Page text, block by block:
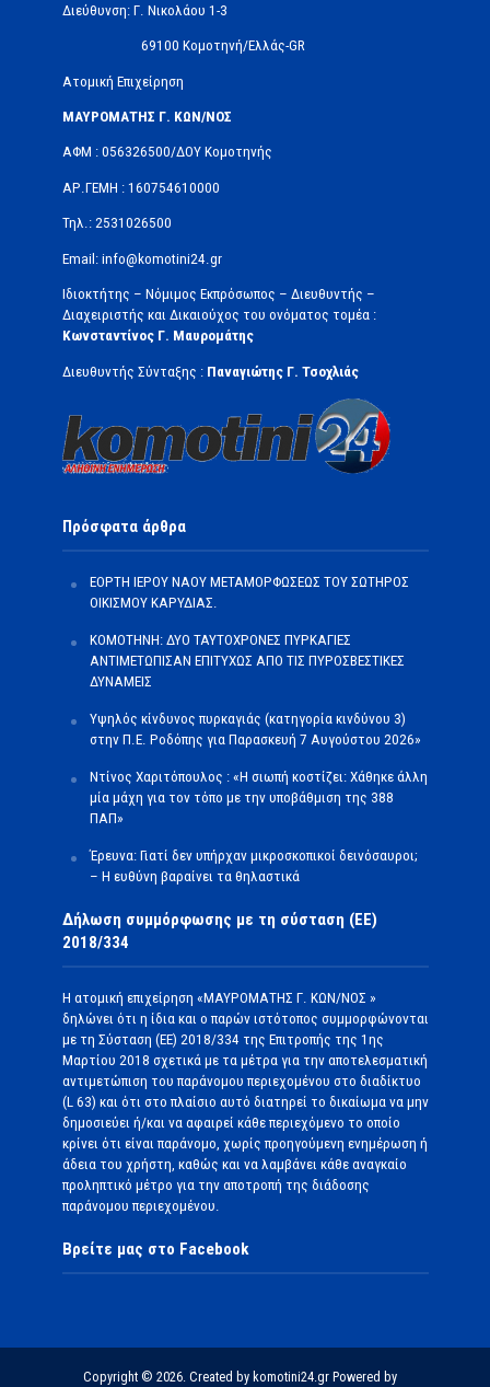
Διεύθυνση: Γ. Νικολάου 1-3
69100 Κομοτηνή/Ελλάς-GR
Ατομική Επιχείρηση
ΜΑΥΡΟΜΑΤΗΣ Γ. ΚΩΝ/ΝΟΣ
ΑΦΜ : 056326500/ΔOΥ Κομοτηνής
ΑΡ.ΓΕΜΗ : 160754610000
Τηλ.: 2531026500
Email: info@komotini24.gr
Ιδιοκτήτης – Νόμιμος Εκπρόσωπος – Διευθυντής –
Διαχειριστής και Δικαιούχος του ονόματος τομέα :
Κωνσταντίνος Γ. Μαυρομάτης
Διευθυντής Σύνταξης : Παναγιώτης Γ. Τσοχλιάς
Πρόσφατα άρθρα
ΕΟΡΤΗ ΙΕΡΟΥ ΝΑΟΥ ΜΕΤΑΜΟΡΦΩΣΕΩΣ ΤΟΥ ΣΩΤΗΡΟΣ
ΟΙΚΙΣΜΟΥ ΚΑΡΥΔΙΑΣ.
ΚΟΜΟΤΗΝΗ: ΔΥΟ ΤΑΥΤΟΧΡΟΝΕΣ ΠΥΡΚΑΓΙΕΣ
ΑΝΤΙΜΕΤΩΠΙΣΑΝ ΕΠΙΤΥΧΩΣ ΑΠΟ ΤΙΣ ΠΥΡΟΣΒΕΣΤΙΚΕΣ
ΔΥΝΑΜΕΙΣ
Υψηλός κίνδυνος πυρκαγιάς (κατηγορία κινδύνου 3)
στην Π.Ε. Ροδόπης για Παρασκευή 7 Αυγούστου 2026»
Ντίνος Χαριτόπουλος : «Η σιωπή κοστίζει: Χάθηκε άλλη
μία μάχη για τον τόπο με την υποβάθμιση της 388
ΠΑΠ»
Έρευνα: Γιατί δεν υπήρχαν μικροσκοπικοί δεινόσαυροι;
– Η ευθύνη βαραίνει τα θηλαστικά
Δήλωση συμμόρφωσης με τη σύσταση (ΕΕ)
2018/334
Η ατομική επιχείρηση «ΜΑΥΡΟΜΑΤΗΣ Γ. ΚΩΝ/ΝΟΣ »
δηλώνει ότι η ίδια και ο παρών ιστότοπος συμμορφώνονται
με τη Σύσταση (ΕΕ) 2018/334 της Επιτροπής της 1ης
Μαρτίου 2018 σχετικά με τα μέτρα για την αποτελεσματική
αντιμετώπιση του παράνομου περιεχομένου στο διαδίκτυο
(L 63) και ότι στο πλαίσιο αυτό διατηρεί το δικαίωμα να μην
δημοσιεύει ή/και να αφαιρεί κάθε περιεχόμενο το οποίο
κρίνει ότι είναι παράνομο, χωρίς προηγούμενη ενημέρωση ή
άδεια του χρήστη, καθώς και να λαμβάνει κάθε αναγκαίο
προληπτικό μέτρο για την αποτροπή της διάδοσης
παράνομου περιεχομένου.
Βρείτε μας στο Facebook
Copyright © 2026. Created by komotini24.gr Powered by